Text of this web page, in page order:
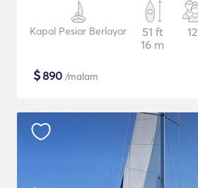
Kapal Pesiar Berlayar
51 ft
16 m
12
$890 /malam